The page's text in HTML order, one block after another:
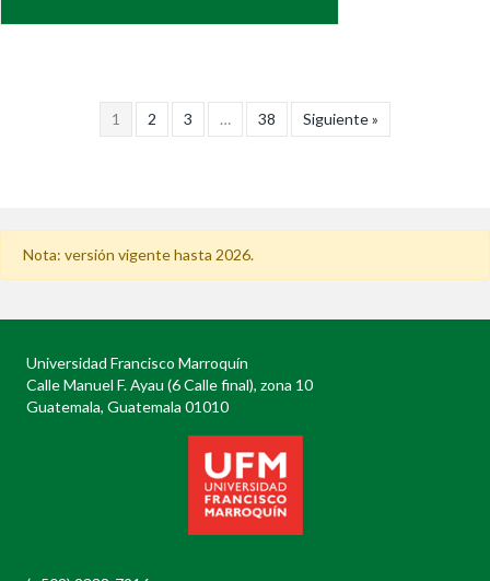
1 2 3 … 38 Siguiente »
Nota: versión vigente hasta 2026.
Universidad Francisco Marroquín
Calle Manuel F. Ayau (6 Calle final), zona 10
Guatemala, Guatemala 01010